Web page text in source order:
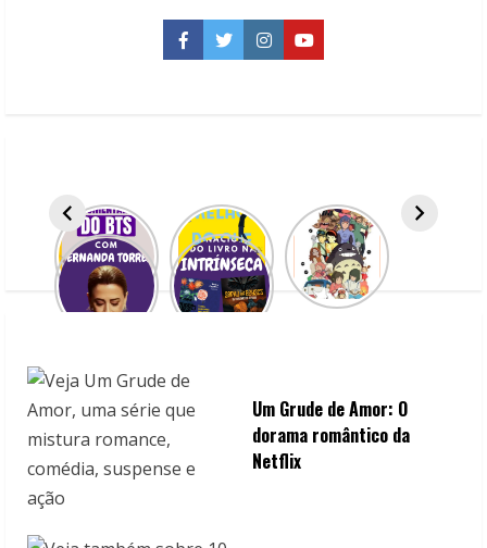
poder
científica
Facebook
TwitterInstagramYouTube
Um Grude de Amor: O
dorama romântico da
Netflix